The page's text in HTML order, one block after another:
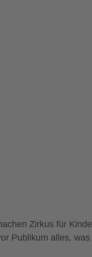
Zirkus für
Publikum alles,